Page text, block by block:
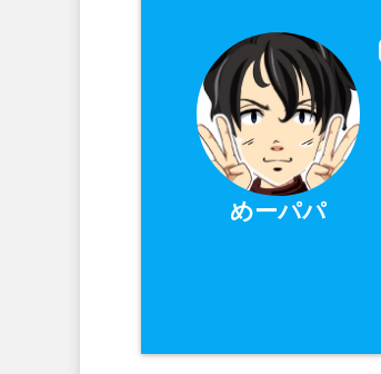
めーパパ